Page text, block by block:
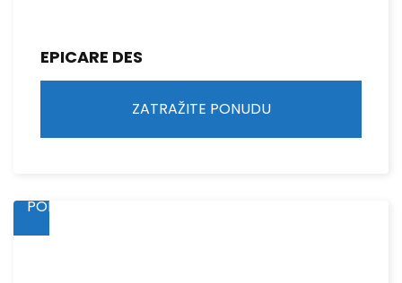
EPICARE DES
ZATRAŽITE PONUDU
PONUDU